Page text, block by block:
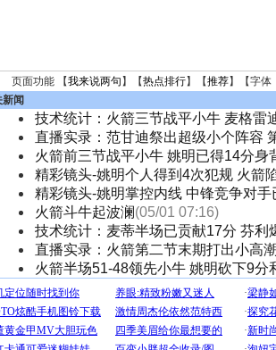
页面功能 【我来说两句 】【热点排行】【推荐】【字体
闻
技术统计：火箭三节战平小牛 麦格雷
直播实录：范甘迪祭出超级小个阵容
火箭前三节战平小牛 姚明已得14分身
精彩镜头-姚明个人得到4次犯规 火箭
精彩镜头-姚明掌控内线 中锋竞争对手
火箭斗牛起波澜(05/01 07:16)
技术统计：麦蒂半场已贡献17分 芬利
直播实录：火箭第二节末期打出小高
火箭半场51-48领先小牛 姚明砍下9分